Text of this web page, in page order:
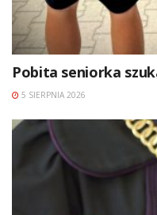
Pobita seniorka
5 SIERPNIA 2026